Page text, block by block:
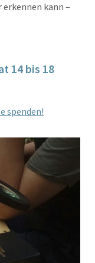
erkennen kann –
14 bis 18
spenden!